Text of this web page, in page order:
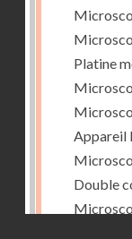
Platine
Appareil
Double